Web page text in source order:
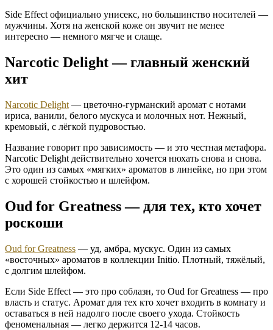
Side Effect официально унисекс, но большинство носителей —
мужчины. Хотя на женской коже он звучит не менее
интересно — немного мягче и слаще.
Narcotic Delight — главный женский
хит
Narcotic Delight — цветочно-гурманский аромат с нотами
ириса, ванили, белого мускуса и молочных нот. Нежный,
кремовый, с лёгкой пудровостью.
Название говорит про зависимость — и это честная метафора.
Narcotic Delight действительно хочется нюхать снова и снова.
Это один из самых «мягких» ароматов в линейке, но при этом
с хорошей стойкостью и шлейфом.
Oud for Greatness — для тех, кто хочет
роскоши
Oud for Greatness — уд, амбра, мускус. Один из самых
«восточных» ароматов в коллекции Initio. Плотный, тяжёлый,
с долгим шлейфом.
Если Side Effect — это про соблазн, то Oud for Greatness — про
власть и статус. Аромат для тех кто хочет входить в комнату и
оставаться в ней надолго после своего ухода. Стойкость
феноменальная — легко держится 12-14 часов.